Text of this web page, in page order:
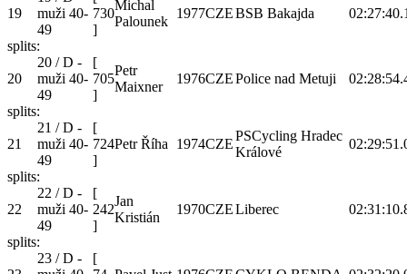
19
muži 40-
49
730
]
Michal
Palounek
1977CZEBSB Bakajda
splits:
20
20 / D -
muži 40-
49
[
705
]
Petr
Maixner
1976CZEPolice nad Metuji
splits:
21
21 / D -
muži 40-
49
[
724
]
Petr Říha 1974CZE
PSCycling Hradec
Králové
splits:
22
22 / D -
muži 40-
49
[
242
]
Jan
Kristián
1970CZELiberec
splits:
23 / D -
[